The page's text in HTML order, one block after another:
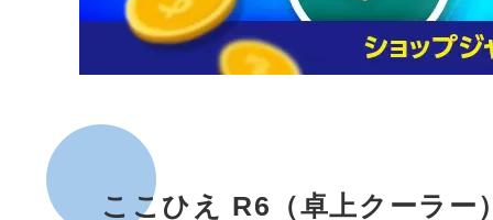
ここひえ R6（卓上クーラー